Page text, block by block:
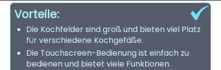
Vorteile:
Die Kochfelder sind groß und bieten viel Platz
für verschiedene Kochgefäße.
Die Touchscreen-Bedienung ist einfach zu
bedienen und bietet viele Funktionen.